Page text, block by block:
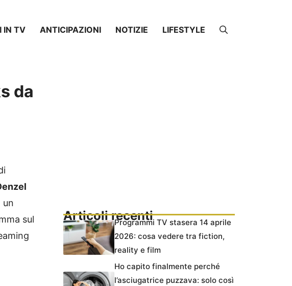
IN TV ANTICIPAZIONI NOTIZIE LIFESTYLE
da
un
sul
Articoli recentiProgrammi TV stasera 14 aprile
2026: cosa vedere tra fiction,
reality e film
Ho capito finalmente perché
l’asciugatrice puzzava: solo così